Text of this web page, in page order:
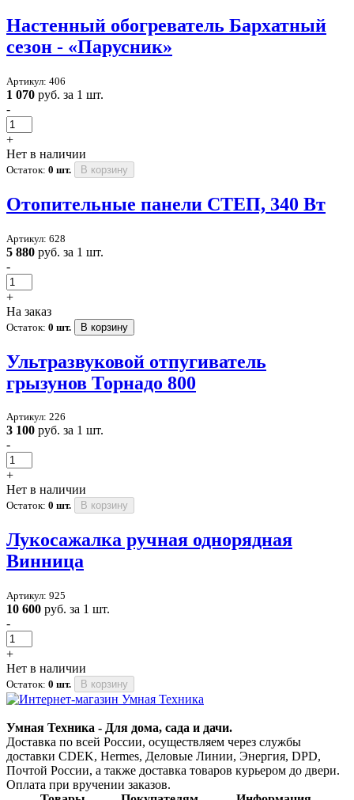
Настенный обогреватель Бархатный
сезон - «Парусник»
Артикул: 406
1 070 руб. за 1 шт.
-
+
Нет в наличии
Остаток: 0 шт. В корзину
Отопительные панели СТЕП, 340 Вт
Артикул: 628
5 880 руб. за 1 шт.
-
+
На заказ
Остаток: 0 шт. В корзину
Ультразвуковой отпугиватель
грызунов Торнадо 800
Артикул: 226
3 100 руб. за 1 шт.
-
+
Нет в наличии
Остаток: 0 шт. В корзину
Лукосажалка ручная однорядная
Винница
Артикул: 925
10 600 руб. за 1 шт.
-
+
Нет в наличии
Остаток: 0 шт. В корзину
Умная Техника - Для дома, сада и дачи.
Доставка по всей России, осуществляем через службы
доставки CDEK, Hermes, Деловые Линии, Энергия, DPD,
Почтой России, а также доставка товаров курьером до двери.
Оплата при вручении заказов.